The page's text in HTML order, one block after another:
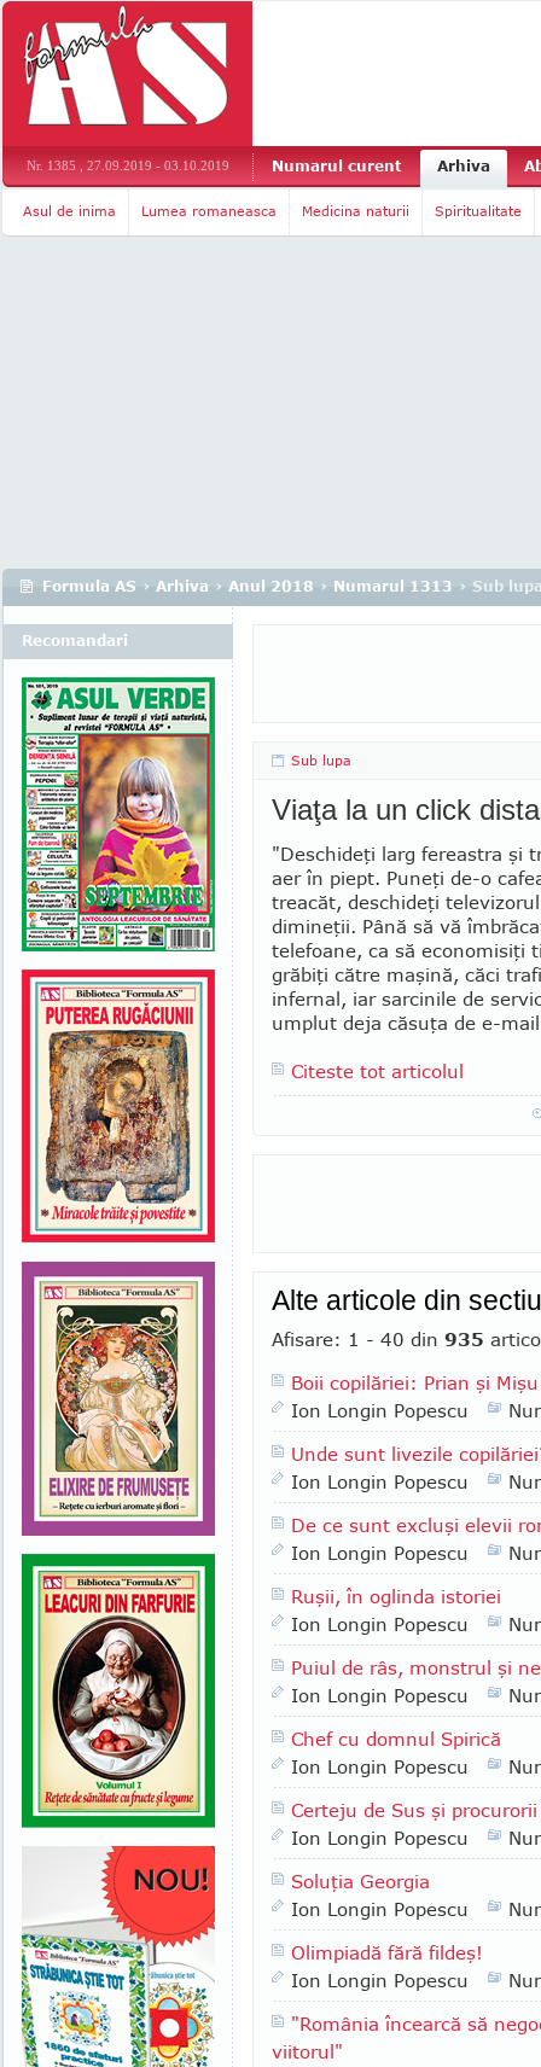
Nr. 1385 , 27.09.2019 - 03.10.2019 Numarul curent Arhiva
Asul de inima Lumea romaneasca Medicina naturii Spiritualitate
Formula AS › Arhiva › Anul 2018 › Numarul 1313 › Sub
Sub lupa
Viaţa la un click
"Deschideţi larg fereastra şi
aer în piept. Puneţi de-o
treacăt, deschideţi
dimineţii. Până să vă
telefoane, ca să economisiţi
grăbiţi către maşină, căci
infernal, iar sarcinile de
umplut deja căsuţa de e-
Citeste tot articolul
Alte articole din
Afisare: 1 - 40 din 935
Boii copilăriei: Prian şi Mişu
Ion Longin Popescu
Unde sunt livezile
Ion Longin Popescu
De ce sunt excluşi elevii
Ion Longin Popescu
Ruşii, în oglinda istoriei
Ion Longin Popescu
Puiul de râs, monstrul şi
Ion Longin Popescu
Chef cu domnul Spirică
Ion Longin Popescu
Certeju de Sus şi procurorii
Ion Longin Popescu
Soluţia Georgia
Ion Longin Popescu
Olimpiadă fără fildeş!
Ion Longin Popescu
"România încearcă să
viitorul"
Recomandari